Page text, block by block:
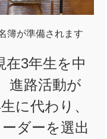
簿が準備されます
在3年生を中
進路活動が
に代わり、
ダーを選出